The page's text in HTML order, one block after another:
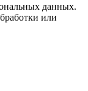
данных.
или